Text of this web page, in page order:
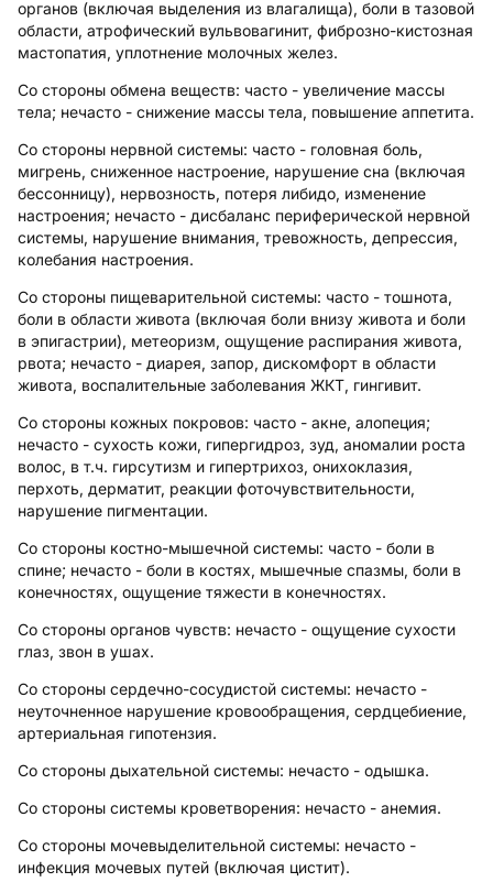
органов (включая выделения из влагалища), боли в тазовой
области, атрофический вульвовагинит, фиброзно-кистозная
мастопатия, уплотнение молочных желез.
Со стороны обмена веществ: часто - увеличение массы
тела; нечасто - снижение массы тела, повышение аппетита.
Со стороны нервной системы: часто - головная боль,
мигрень, сниженное настроение, нарушение сна (включая
бессонницу), нервозность, потеря либидо, изменение
настроения; нечасто - дисбаланс периферической нервной
системы, нарушение внимания, тревожность, депрессия,
колебания настроения.
Со стороны пищеварительной системы: часто - тошнота,
боли в области живота (включая боли внизу живота и боли
в эпигастрии), метеоризм, ощущение распирания живота,
рвота; нечасто - диарея, запор, дискомфорт в области
живота, воспалительные заболевания ЖКТ, гингивит.
Со стороны кожных покровов: часто - акне, алопеция;
нечасто - сухость кожи, гипергидроз, зуд, аномалии роста
волос, в т.ч. гирсутизм и гипертрихоз, онихоклазия,
перхоть, дерматит, реакции фоточувствительности,
нарушение пигментации.
Со стороны костно-мышечной системы: часто - боли в
спине; нечасто - боли в костях, мышечные спазмы, боли в
конечностях, ощущение тяжести в конечностях.
Со стороны органов чувств: нечасто - ощущение сухости
глаз, звон в ушах.
Со стороны сердечно-сосудистой системы: нечасто -
неуточненное нарушение кровообращения, сердцебиение,
артериальная гипотензия.
Со стороны дыхательной системы: нечасто - одышка.
Со стороны системы кроветворения: нечасто - анемия.
Со стороны мочевыделительной системы: нечасто -
инфекция мочевых путей (включая цистит).